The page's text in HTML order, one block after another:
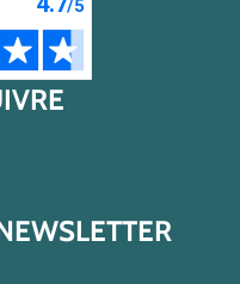
Facebook
compte Pinterest
à notre compte Twitter/X